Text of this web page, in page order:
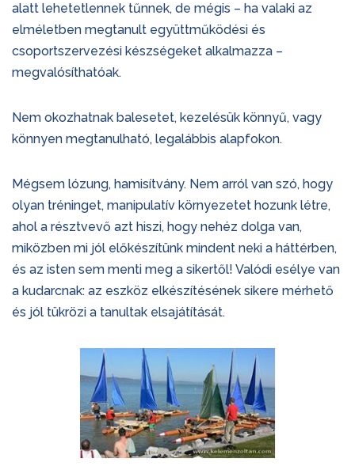
alatt lehetetlennek tűnnek, de mégis – ha valaki az
elméletben megtanult együttműködési és
csoportszervezési készségeket alkalmazza –
megvalósíthatóak.
Nem okozhatnak balesetet, kezelésük könnyű, vagy
könnyen megtanulható, legalábbis alapfokon.
Mégsem lózung, hamisítvány. Nem arról van szó, hogy
olyan tréninget, manipulatív környezetet hozunk létre,
ahol a résztvevő azt hiszi, hogy nehéz dolga van,
miközben mi jól előkészítünk mindent neki a háttérben,
és az isten sem menti meg a sikertől! Valódi esélye van
a kudarcnak: az eszköz elkészítésének sikere mérhető
és jól tükrözi a tanultak elsajátítását.